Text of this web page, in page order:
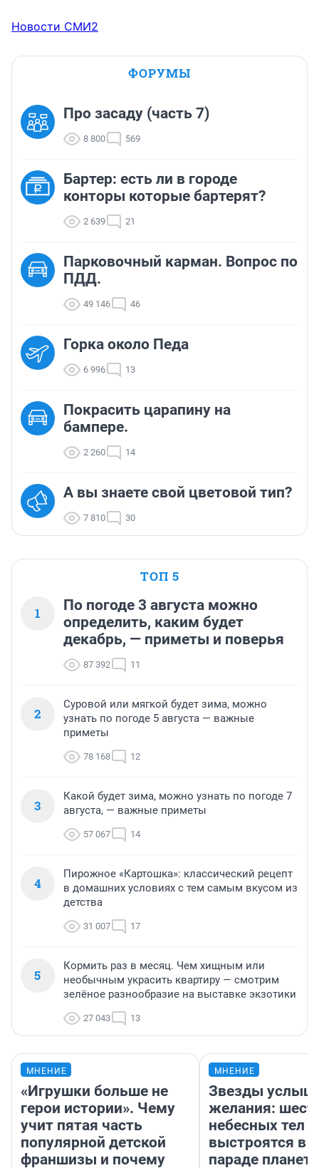
Новости СМИ2
ФОРУМЫ
Про засаду (часть 7)
8 800 569
Бартер: есть ли в городе
конторы которые бартерят?
2 639 21
Парковочный карман. Вопрос по
ПДД.
49 146 46
Горка около Педа
6 996 13
Покрасить царапину на
бампере.
2 260 14
А вы знаете свой цветовой тип?
7 810 30
ТОП 5
1
По погоде 3 августа можно
определить, каким будет
декабрь, — приметы и поверья
87 392 11
2
Суровой или мягкой будет зима, можно
узнать по погоде 5 августа — важные
приметы
78 168 12
3
Какой будет зима, можно узнать по погоде 7
августа, — важные приметы
57 067 14
4
Пирожное «Картошка»: классический рецепт
в домашних условиях с тем самым вкусом из
детства
31 007 17
5
Кормить раз в месяц. Чем хищным или
необычным украсить квартиру — смотрим
зелёное разнообразие на выставке экзотики
27 043 13
МНЕНИЕ
«Игрушки больше не
герои истории». Чему
учит пятая часть
популярной детской
франшизы и почему
МНЕНИЕ
Звезды
желания:
небесных тел
выстроятся в
параде планет